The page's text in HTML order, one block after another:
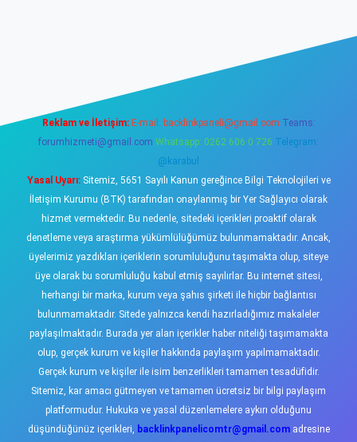
Reklam ve İletişim: E-mail: backlinkpaneli@gmail.com Teams:
forumhizmeti@gmail.com Whatsapp: 0262 606 0 726 Telegram:
@karabul
Yasal Uyarı:Sitemiz, 5651 Sayılı Kanun gereğince Bilgi Teknolojileri ve
İletişim Kurumu (BTK) tarafından onaylanmış bir Yer Sağlayıcı olarak
hizmet vermektedir. Bu nedenle, sitedeki içerikleri proaktif olarak
denetleme veya araştırma yükümlülüğümüz bulunmamaktadır. Ancak,
üyelerimiz yazdıkları içeriklerin sorumluluğunu taşımakta olup, siteye
üye olarak bu sorumluluğu kabul etmiş sayılırlar. Bu internet sitesi,
herhangi bir marka, kurum veya şahıs şirketi ile hiçbir bağlantısı
bulunmamaktadır. Sitede yalnızca kendi hazırladığımız makaleler
paylaşılmaktadır. Burada yer alan içerikler haber niteliği taşımamakta
olup, gerçek kurum ve kişiler hakkında paylaşım yapılmamaktadır.
Gerçek kurum ve kişiler ile isim benzerlikleri tamamen tesadüfidir.
Sitemiz, kar amacı gütmeyen ve tamamen ücretsiz bir bilgi paylaşım
platformudur. Hukuka ve yasal düzenlemelere aykırı olduğunu
düşündüğünüz içerikleri, backlinkpanelicomtr@gmail.comadresine